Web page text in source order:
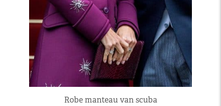
Robe manteau van scuba